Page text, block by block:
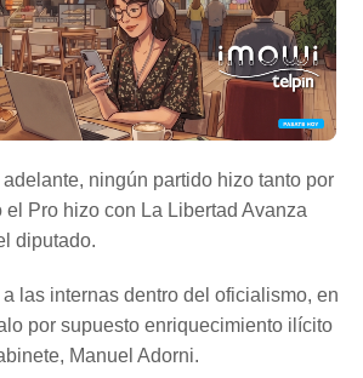
ningún partido hizo tanto por
el Pro hizo con La Libertad Avanza
diputado.
las internas dentro del oficialismo, en
por supuesto enriquecimiento ilícito
Manuel Adorni.